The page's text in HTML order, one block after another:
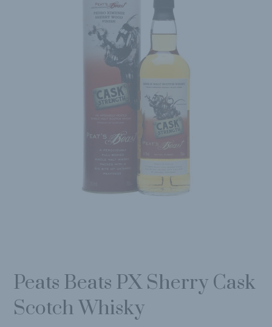
Peats Beats PX Sherry Cask
Scotch Whisky